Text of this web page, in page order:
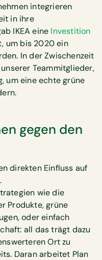
integrieren
in ihre
IKEA eine Investition
um bis 2020 ein
In der Zwischenzeit
Teammitglieder,
um eine echte grüne
gegen den
direkten Einfluss auf
wie die
Produkte, grüne
oder einfach
all das trägt dazu
Ort zu
Daran arbeitet Plan